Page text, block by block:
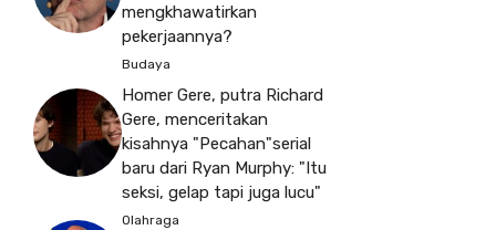
mengkhawatirkan
pekerjaannya?
Budaya
Homer Gere, putra Richard
Gere, menceritakan
kisahnya "Pecahan"serial
baru dari Ryan Murphy: "Itu
seksi, gelap tapi juga lucu"
Olahraga